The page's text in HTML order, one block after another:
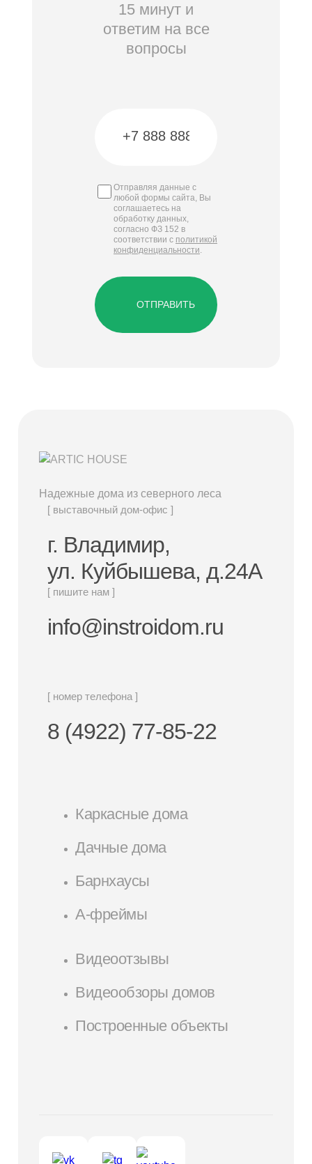
15 минут и
ответим на все
вопросы
Отправляя данные с
любой формы сайта, Вы
соглашаетесь на
обработку данных,
согласно ФЗ 152 в
соответствии с политикой
конфиденциальности.
ОТПРАВИТЬ
Надежные дома из северного леса
[ выставочный дом-офис ]
г. Владимир,
ул. Куйбышева, д.24А
[ пишите нам ]
info@instroidom.ru
[ номер телефона ]
8 (4922) 77-85-22
Каркасные дома
Дачные дома
Барнхаусы
А-фреймы
Видеоотзывы
Видеообзоры домов
Построенные объекты